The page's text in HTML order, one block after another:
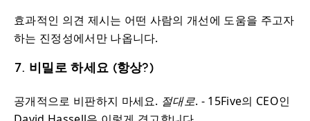
효과적인 의견 제시는 어떤 사람의 개선에 도움을 주고자
하는 진정성에서만 나옵니다.
7. 비밀로 하세요 (항상?)
공개적으로 비판하지 마세요. 절대로. - 15Five의 CEO인